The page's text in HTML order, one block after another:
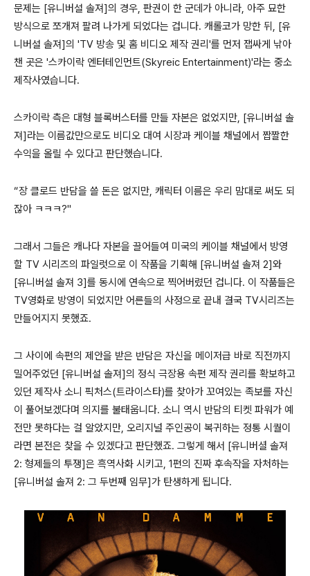
문제는 [유니버설 솔져]의 경우, 판권이 한 군데가 아니라, 아주 묘한
방식으로 쪼개져 팔려 나가게 되었다는 겁니다. 캐롤코가 망한 뒤 , [유
니버설 솔져]의 'TV 방송 및 홈 비디오 제작 권리 '를 먼저 잽싸게 낚아
챈 곳은 '스카이락 엔터테인먼트(Skyreic Entertainment)'라는 중소
제작사였습니다.
스카이락 측은 대형 블록버스터를 만들 자본은 없었지만, [유니버설 솔
져]라는 이름값만으로도 비디오 대여 시장과 케이블 채널에서 짭짤한
수익을 올릴 수 있다고 판단했습니다.
“장 클로드 반담을 쓸 돈은 없지만, 캐릭터 이름은 우리 맘대로 써도 되
잖아 ㅋㅋㅋ?"
그래서 그들은 캐나다 자본을 끌어들여 미국의 케이블 채널에서 방영
할 TV 시리즈의 파일럿으로 이 작품을 기획해 [유니버설 솔져 2]와
[유니버설 솔져 3]를 동시에 연속으로 찍어버렸던 겁니다. 이 작품들은
TV영화로 방영이 되었지만 어른들의 사정으로 끝내 결국 TV시리즈는
만들어지지 못했죠.
그 사이에 속편의 제안을 받은 반담은 자신을 메이저급 바로 직전까지
밀어주었던 [유니버설 솔져]의 정식 극장용 속편 제작 권리를 확보하고
있던 제작사 소니 픽처스(트라이스타)를 찾아가 꼬여있는 족보를 자신
이 풀어보겠다며 의지를 불태웁니다. 소니 역시 반담의 티켓 파워가 예
전만 못하다는 걸 알았지만, 오리지널 주인공이 복귀하는 정통 시퀄이
라면 본전은 찾을 수 있겠다고 판단했죠. 그렇게 해서 [유니버셜 솔져
2: 형제들의 투쟁]은 흑역사화 시키고, 1편의 진짜 후속작을 자처하는
[유니버설 솔져 2: 그 두번째 임무]가 탄생하게 됩니다.